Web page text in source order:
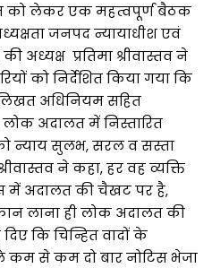
लेकर एक महत्वपूर्ण बैठक
जनपद न्यायाधीश एवं
अध्यक्ष प्रतिमा श्रीवास्तव ने
को निर्देशित किया गया कि
लिखत अधिनियम सहित
अदालत में निस्तारित
न्याय सुलभ, सरल व सस्ता
ने कहा, हर वह व्यक्ति
में अदालत की चैखट पर है,
लाना ही लोक अदालत की
कि चिन्हित वादों के
कम से कम दो बार नोटिस भेजा